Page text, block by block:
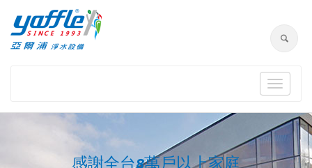
Toggle
感謝全台8萬戶以上家庭